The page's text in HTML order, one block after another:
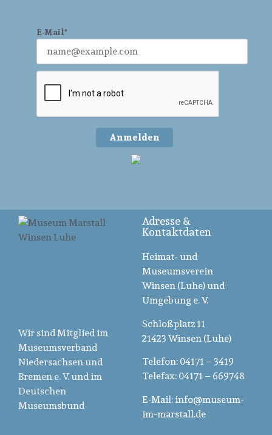
E-Mail*
Anmelden
Wir sind Mitglied im
Museumsverband
Niedersachsen und
Bremen e. V. und im
Deutschen
Museumsbund
Adresse &
Kontaktdaten
Heimat- und
Museumsverein
Winsen (Luhe) und
Umgebung e. V.
Schloßplatz 11
21423 Winsen (Luhe)
Telefon: 04171 – 3419
Telefax: 04171 – 669748
E-Mail: info@museum-
im-marstall.de